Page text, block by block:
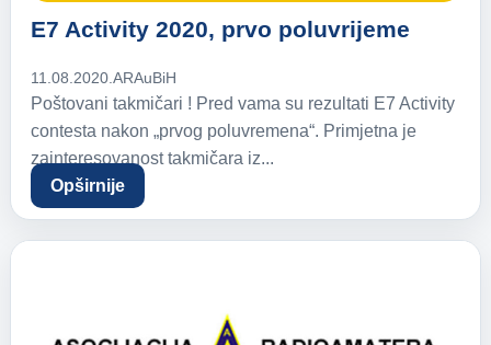
E7 Activity 2020, prvo poluvrijeme
11.08.2020.ARAuBiH
Poštovani takmičari ! Pred vama su rezultati E7 Activity
contesta nakon „prvog poluvremena“. Primjetna je
zainteresovanost takmičara iz...
Opširnije